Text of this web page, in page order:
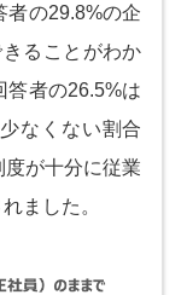
者の29.8%の企
ることがわか
答者の26.5%は
なくない割合
が十分に従業
ました。